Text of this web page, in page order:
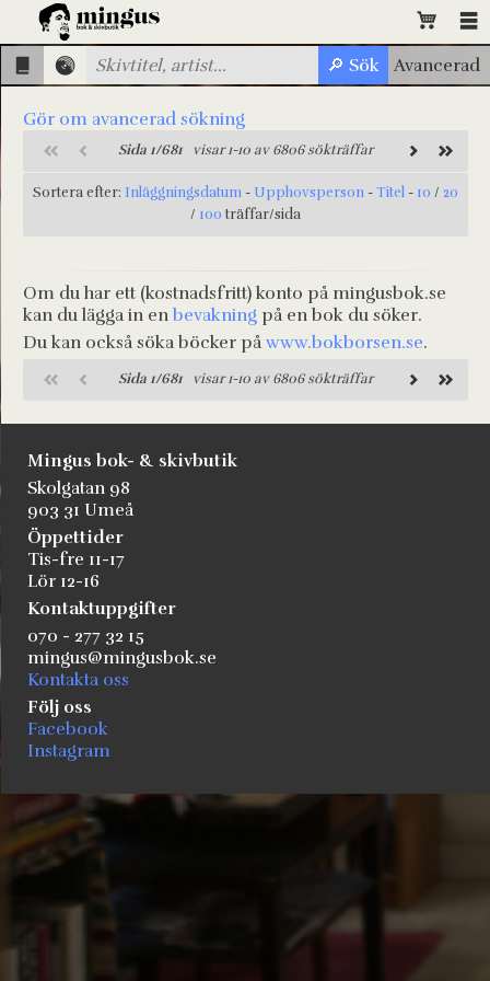
Gör om avancerad sökning
Sida 1/681 visar 1-10 av 6806 sökträffar
Sortera efter: Inläggningsdatum - Upphovsperson -Titel - 10 / 20
/ 100 träffar/sida
Om du har ett (kostnadsfritt) konto på mingusbok.se
kan du lägga in enbevakning på en bok du söker.
Du kan också söka böcker påwww.bokborsen.se.
Sida 1/681 visar 1-10 av 6806 sökträffar
Mingus bok- & skivbutik
Skolgatan 98
903 31 Umeå
Öppettider
Tis-fre 11-17
Lör 12-16
Kontaktuppgifter
070 - 277 32 15
mingus@mingusbok.se
Kontakta oss
Följ oss
Facebook
Instagram